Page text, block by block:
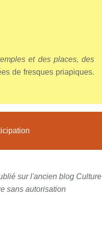
et des places, des
de fresques priapiques.
sur l'ancien blog Culture
sans autorisation